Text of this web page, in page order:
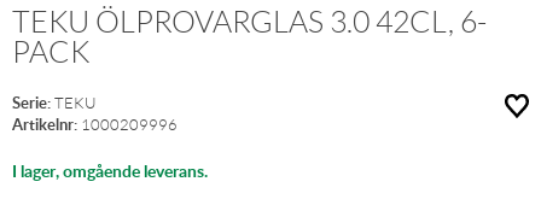
TEKU ÖLPROVARGLAS 3.0 42CL, 6-
PACK
Serie: TEKU
Artikelnr: 1000209996
I lager, omgående leverans.